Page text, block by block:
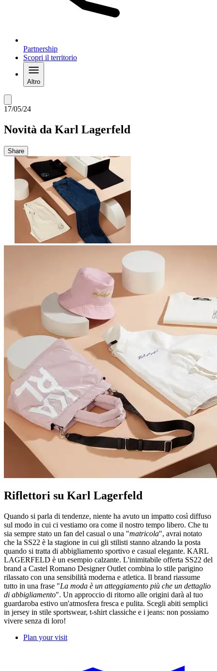
Partnership
Scopri il territorio
Altro
17/05/24
Novità da Karl Lagerfeld
Share
Riflettori su Karl Lagerfeld
Quando si parla di tendenze, niente ha avuto un impatto così diffuso
sul modo in cui ci vestiamo ora come il nostro tempo libero. Che tu
sia sempre stato un fan del casual o una "matricola", avrai notato
che la SS22 è la stagione in cui gli stilisti stanno alzando la posta
quando si tratta di abbigliamento sportivo e casual elegante. KARL
LAGERFELD è un esempio calzante. L'inimitabile offerta SS22 del
brand a Castel Romano Designer Outlet combina lo stile parigino
rilassato con una sensibilità moderna e atletica. Il brand riassume
tutto in una frase "La moda è un atteggiamento più che un dettaglio
di abbigliamento". Un approccio di ritorno alle origini darà al tuo
guardaroba estivo un'atmosfera fresca e pulita. Scegli abiti semplici
in jersey in stile sportswear, t-shirt classiche e i jeans: non possiamo
vivere senza di loro!
Plan your visit